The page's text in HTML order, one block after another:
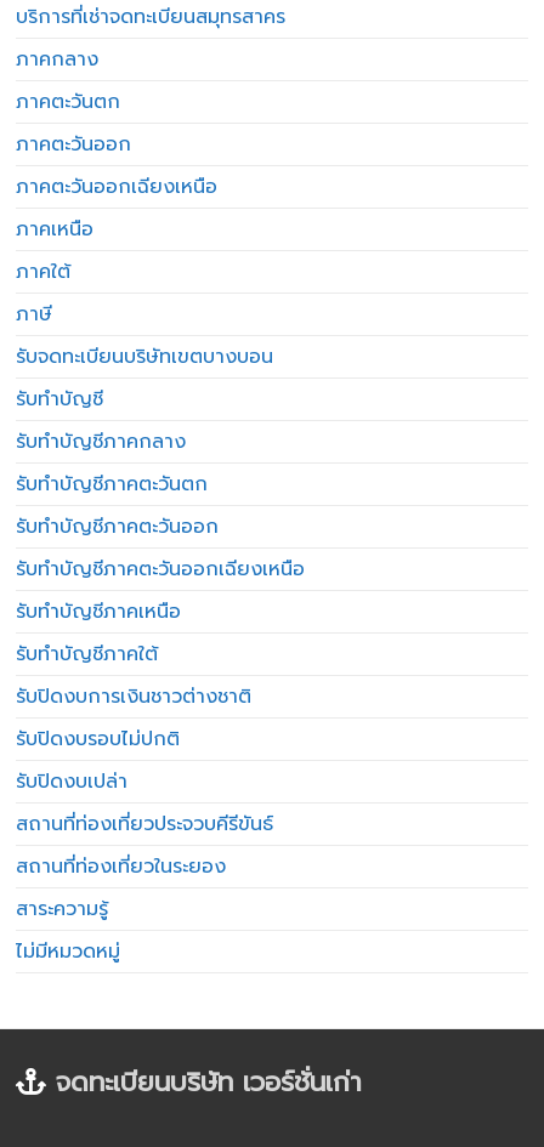
บริการที่เช่าจดทะเบียนสมุทรสาคร
ภาคกลาง
ภาคตะวันตก
ภาคตะวันออก
ภาคตะวันออกเฉียงเหนือ
ภาคเหนือ
ภาคใต้
ภาษี
รับจดทะเบียนบริษัทเขตบางบอน
รับทำบัญชี
รับทำบัญชีภาคกลาง
รับทำบัญชีภาคตะวันตก
รับทำบัญชีภาคตะวันออก
รับทำบัญชีภาคตะวันออกเฉียงเหนือ
รับทำบัญชีภาคเหนือ
รับทำบัญชีภาคใต้
รับปิดงบการเงินชาวต่างชาติ
รับปิดงบรอบไม่ปกติ
รับปิดงบเปล่า
สถานที่ท่องเที่ยวประจวบคีรีขันธ์
สถานที่ท่องเที่ยวในระยอง
สาระความรู้
ไม่มีหมวดหมู่
จดทะเบียนบริษัท เวอร์ชั่นเก่า